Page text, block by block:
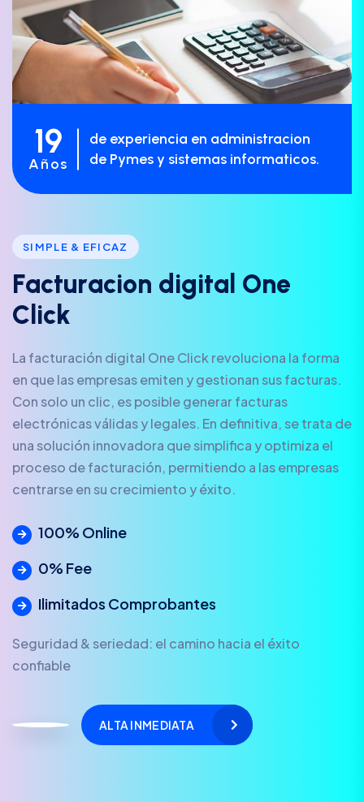
19
Años
de experiencia en administracion
de Pymes y sistemas informaticos.
SIMPLE & EFICAZ
Facturacion d igita One
C ick
La facturación digital One Click revoluciona la forma
en que las empresas emiten y gestionan sus facturas.
Con solo un clic, es posible generar facturas
electrónicas válidas y legales. En definitiva, se trata de
una solución innovadora que simplifica y optimiza el
proceso de facturación, permitiendo a las empresas
centrarse en su crecimiento y éxito.
100% Online
0% Fee
Ilimitados Comprobantes
Seguridad & seriedad: el camino hacia el éxito
confiable
ALTA INMEDIATA